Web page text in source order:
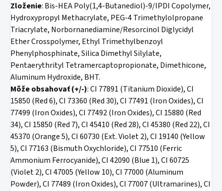
Zloženie: Bis-HEA Poly(1,4-Butanediol)-9/IPDI Copolymer,
Hydroxypropyl Methacrylate, PEG-4 Trimethylolpropane
Triacrylate, Norbornanediamine/Resorcinol Diglycidyl
Ether Crosspolymer, Ethyl Trimethylbenzoyl
Phenylphosphinate, Silica Dimethyl Silylate,
Pentaerythrityl Tetramercaptopropionate, Dimethicone,
Aluminum Hydroxide, BHT.
Môže obsahovať (+/-): CI 77891 (Titanium Dioxide), CI
15850 (Red 6), CI 73360 (Red 30), CI 77491 (Iron Oxides), CI
77499 (Iron Oxides), CI 77492 (Iron Oxides), CI 15880 (Red
34), CI 15850 (Red 7), CI 45410 (Red 28), CI 45380 (Red 22), CI
45370 (Orange 5), CI 60730 (Ext. Violet 2), CI 19140 (Yellow
5), CI 77163 (Bismuth Oxychloride), CI 77510 (Ferric
Ammonium Ferrocyanide), CI 42090 (Blue 1), CI 60725
(Violet 2), CI 47005 (Yellow 10), CI 77000 (Aluminum
Powder), CI 77489 (Iron Oxides), CI 77007 (Ultramarines), CI